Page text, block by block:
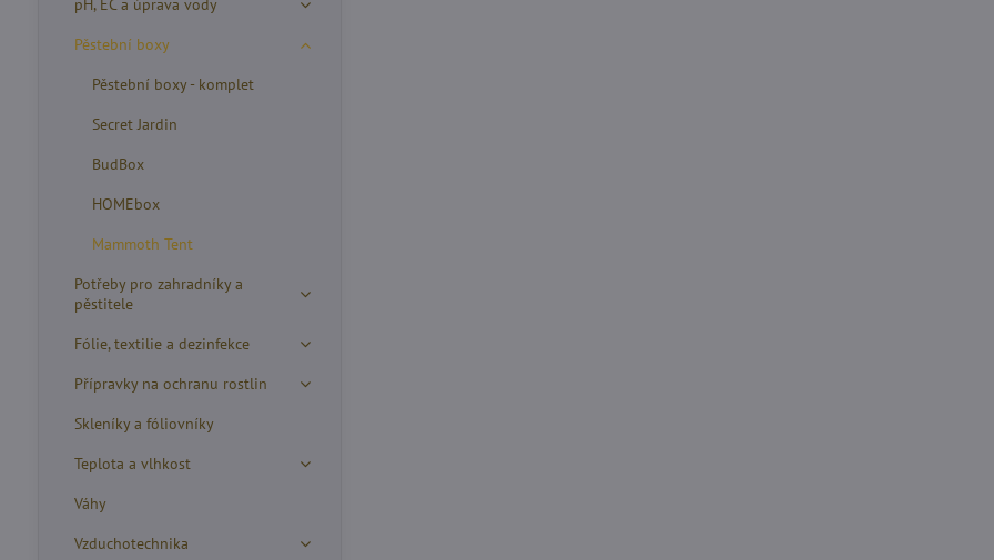
pH, EC a úprava vody
Pěstební boxy
Pěstební boxy - komplet
Secret Jardin
BudBox
HOMEbox
Mammoth Tent
Potřeby pro zahradníky a
pěstitele
Fólie, textilie a dezinfekce
Přípravky na ochranu rostlin
Skleníky a fóliovníky
Teplota a vlhkost
Váhy
Vzduchotechnika